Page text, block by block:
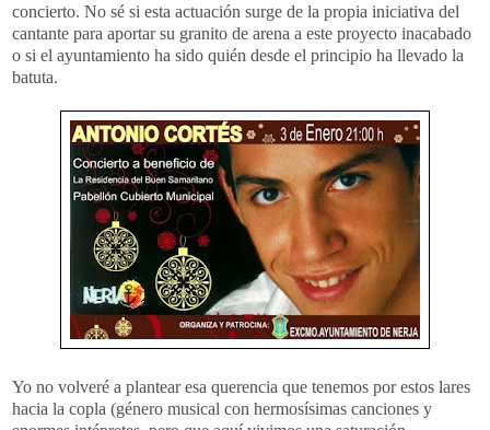
concierto. No sé si esta actuación surge de la propia iniciativa del
cantante para aportar su granito de arena a este proyecto inacabado
o si el ayuntamiento ha sido quién desde el principio ha llevado la
batuta.
Yo no volveré a plantear esa querencia que tenemos por estos lares
hacia la copla (género musical con hermosísimas canciones y